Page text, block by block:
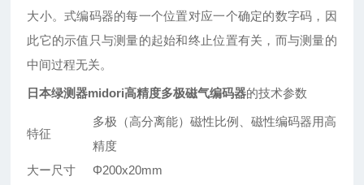
大小。式编码器的每一个位置对应一个确定的数字码，因
此它的示值只与测量的起始和终止位置有关，而与测量的
中间过程无关。
日本绿测器midori高精度多极磁气编码器的技术参数
特征
多极（高分离能）磁性比例、磁性编码器用高
精度
大ー尺寸
Φ200x20mm